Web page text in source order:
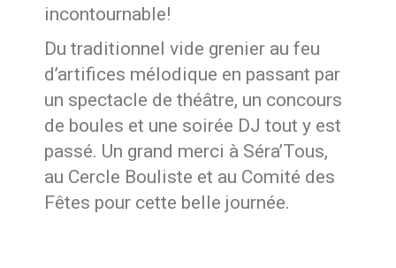
incontournable!
Du traditionnel vide grenier au feu
d’artifices mélodique en passant par
un spectacle de théâtre, un concours
de boules et une soirée DJ tout y est
passé. Un grand merci à Séra’Tous,
au Cercle Bouliste et au Comité des
Fêtes pour cette belle journée.